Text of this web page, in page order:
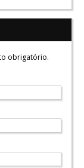
obrigatório.